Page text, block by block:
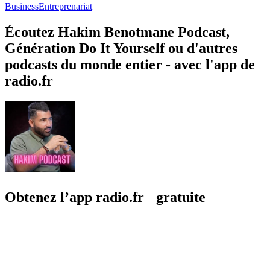
BusinessEntreprenariat
Écoutez Hakim Benotmane Podcast,
Génération Do It Yourself ou d'autres
podcasts du monde entier - avec l'app de
radio.fr
Obtenez l’app radio.fr gratuite